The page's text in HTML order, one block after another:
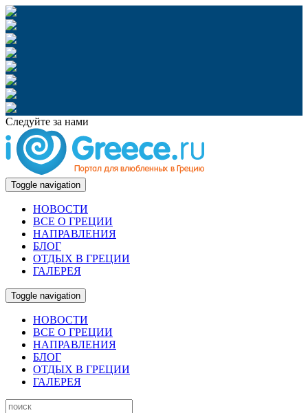
Следуйте за нами
Toggle navigation
НОВОСТИ
ВСЕ О ГРЕЦИИ
НАПРАВЛЕНИЯ
БЛОГ
ОТДЫХ В ГРЕЦИИ
ГАЛЕРЕЯ
Toggle navigation
НОВОСТИ
ВСЕ О ГРЕЦИИ
НАПРАВЛЕНИЯ
БЛОГ
ОТДЫХ В ГРЕЦИИ
ГАЛЕРЕЯ